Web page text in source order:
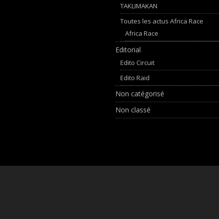
TAKLIMAKAN
Toutes les actus Africa Race
Africa Race
Editorial
Edito Circuit
Edito Raid
Non catégorisé
Non classé